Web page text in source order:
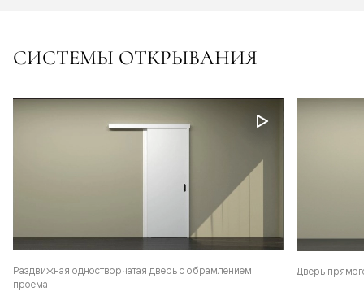
СИСТЕМЫ ОТКРЫВАНИЯ
Раздвижная одностворчатая дверь с обрамлением
проёма
Дверь